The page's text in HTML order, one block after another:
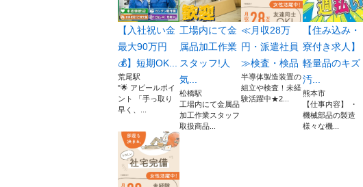
【入社祝い金
最大90万円
💰】短期OK...
荒尾駅
"🌟 アピールポイ
ント 「手っ取り
早く、...
工場内にて金
属品加工作業
スタッフ!人
気...
松橋駅
工場内にて金属品
加工作業スタッフ
取扱商品...
≪月収28万
円・派遣社員
≫検査・検品
半導体製造装置の
組立や検査！未経
験活躍中★2...
【住み込み・
寮付き求人】
軽量品のキズ
汚...
熊本市
【仕事内容】 ・
機械部品の製造
様々な機...